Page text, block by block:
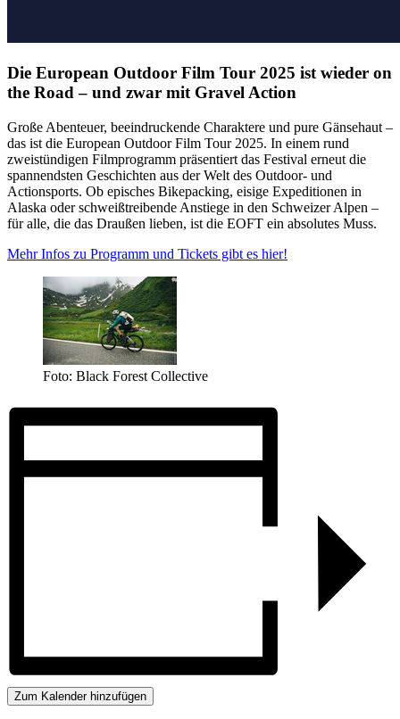
Die European Outdoor Film Tour 2025 ist wieder on
the Road – und zwar mit Gravel Action
Große Abenteuer, beeindruckende Charaktere und pure Gänsehaut –
das ist die European Outdoor Film Tour 2025. In einem rund
zweistündigen Filmprogramm präsentiert das Festival erneut die
spannendsten Geschichten aus der Welt des Outdoor- und
Actionsports. Ob episches Bikepacking, eisige Expeditionen in
Alaska oder schweißtreibende Anstiege in den Schweizer Alpen –
für alle, die das Draußen lieben, ist die EOFT ein absolutes Muss.
Mehr Infos zu Programm und Tickets gibt es hier!
Foto: Black Forest Collective
Zum Kalender hinzufügen